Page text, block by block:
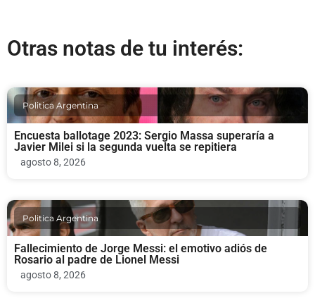
Otras notas de tu interés:
Politica Argentina
Encuesta ballotage 2023: Sergio Massa superaría a
Javier Milei si la segunda vuelta se repitiera
agosto 8, 2026
Politica Argentina
Fallecimiento de Jorge Messi: el emotivo adiós de
Rosario al padre de Lionel Messi
agosto 8, 2026